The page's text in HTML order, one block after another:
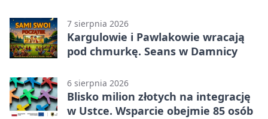
7 sierpnia 2026
Kargulowie i Pawlakowie wracają
pod chmurkę. Seans w Damnicy
6 sierpnia 2026
Blisko milion złotych na integrację
w Ustce. Wsparcie obejmie 85 osób